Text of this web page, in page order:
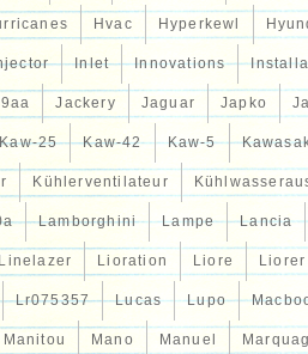
Hvac Hyperkewl
Inlet Innovations
Jackery Jaguar Japko
Kaw-25 Kaw-42 Kaw-5
Kühlerventilateur
Lamborghini Lampe Lancia
Linelazer Lioration Liore Liorer
Lr075357 Lucas Lupo
Manitou Mano Manuel